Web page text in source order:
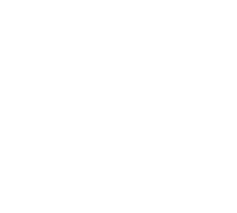
aos favoritos